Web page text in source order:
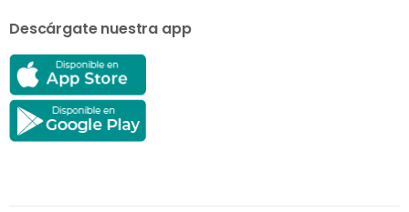
Descárgate nuestra app